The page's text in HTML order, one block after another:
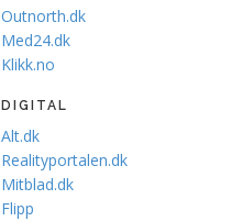
Outnorth.dk
Med24.dk
Klikk.no
DIGITAL
Alt.dk
Realityportalen.dk
Mitblad.dk
Flipp